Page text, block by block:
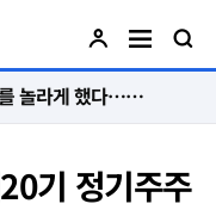
동네의원에서 시작해 세계를 놀라게 했다…관악구 50년 병원의 기적
기 정기주주